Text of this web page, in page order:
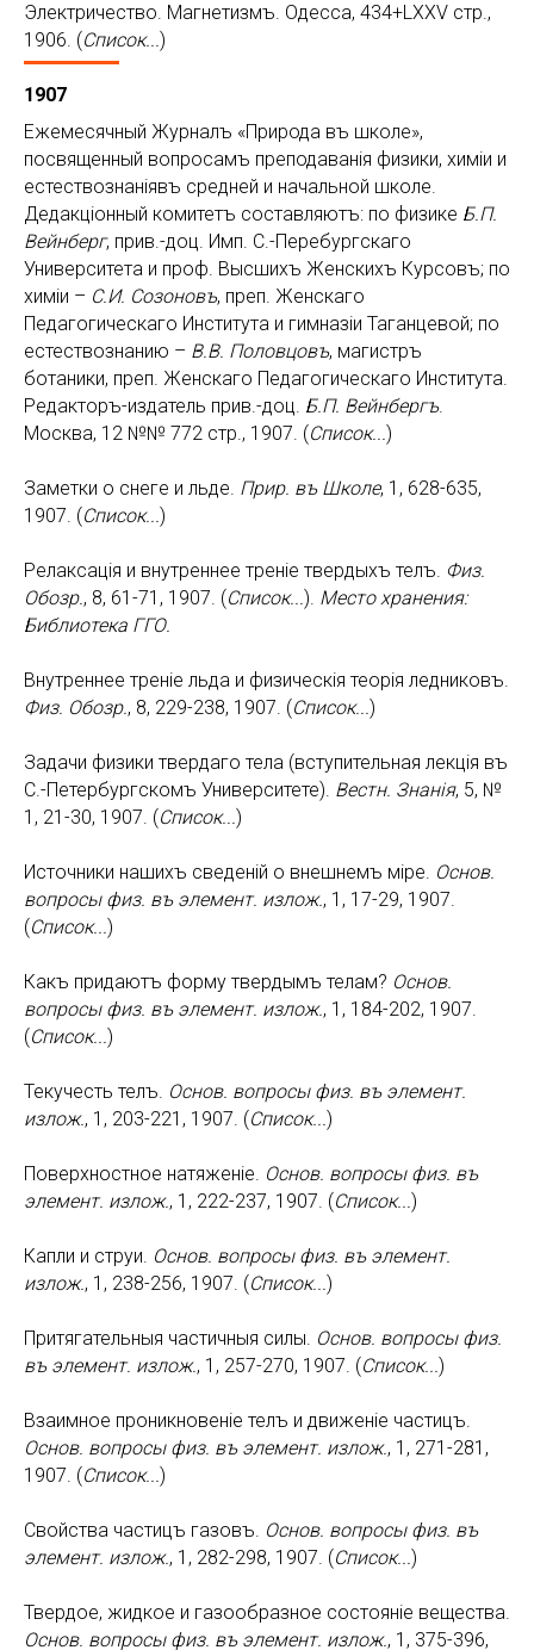
Электричество. Магнетизмъ. Одесса, 434+LXXV стр.,
1906. (Список...)
1907
Ежемесячный Журналъ «Природа въ школе»,
посвященный вопросамъ преподаванiя физики, химiи и
естествознанiявъ средней и начальной школе.
Дедакцiонный комитетъ составляютъ: по физике Б.П.
Вейнберг, прив.-доц. Имп. С.-Перебургскаго
Университета и проф. Высшихъ Женскихъ Курсовъ; по
химiи – С.И. Созоновъ, преп. Женскаго
Педагогическаго Института и гимназiи Таганцевой; по
естествознанию – В.В. Половцовъ, магистръ
ботаники, преп. Женскаго Педагогическаго Института.
Редакторъ-издатель прив.-доц. Б.П. Вейнбергъ.
Москва, 12 №№ 772 стр., 1907. (Список...)
Заметки о снеге и льде. Прир. въ Школе, 1, 628-635,
1907. (Список...)
Релаксацiя и внутреннее тренiе твердыхъ телъ. Физ.
Обозр., 8, 61-71, 1907. (Список...). Место хранения:
Библиотека ГГО.
Внутреннее тренiе льда и физическiя теорiя ледниковъ.
Физ. Обозр., 8, 229-238, 1907. (Список...)
Задачи физики твердаго тела (вступительная лекцiя въ
С.-Петербургскомъ Университете). Вестн. Знанiя, 5, №
1, 21-30, 1907. (Список...)
Источники нашихъ сведенiй о внешнемъ мiре. Основ.
вопросы физ. въ элемент. излож., 1, 17-29, 1907.
(Список...)
Какъ придаютъ форму твердымъ телам? Основ.
вопросы физ. въ элемент. излож., 1, 184-202, 1907.
(Список...)
Текучесть телъ. Основ. вопросы физ. въ элемент.
излож., 1, 203-221, 1907. (Список...)
Поверхностное натяженiе. Основ. вопросы физ. въ
элемент. излож., 1, 222-237, 1907. (Список...)
Капли и струи. Основ. вопросы физ. въ элемент.
излож., 1, 238-256, 1907. (Список...)
Притягательныя частичныя силы. Основ. вопросы физ.
въ элемент. излож., 1, 257-270, 1907. (Список...)
Взаимное проникновенiе телъ и движенiе частицъ.
Основ. вопросы физ. въ элемент. излож., 1, 271-281,
1907. (Список...)
Свойства частицъ газовъ. Основ. вопросы физ. въ
элемент. излож., 1, 282-298, 1907. (Список...)
Твердое, жидкое и газообразное состоянiе вещества.
Основ. вопросы физ. въ элемент. излож., 1, 375-396,